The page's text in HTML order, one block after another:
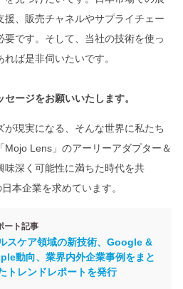
援、販売チャネルやサプライチェー
要です。そして、当社の技術を使っ
ば是非伺いたいです。
ージをお願いいたします。
現実になる、そんな世界に私たち
Mojo Lens」のアーリーアダプター＆
味深く可能性に満ちた時代を共
本企業を求めています。
ート記事
スケア領域の新技術、Google &
動向、業界内外企業事例をまと
トレンドレポートを発行